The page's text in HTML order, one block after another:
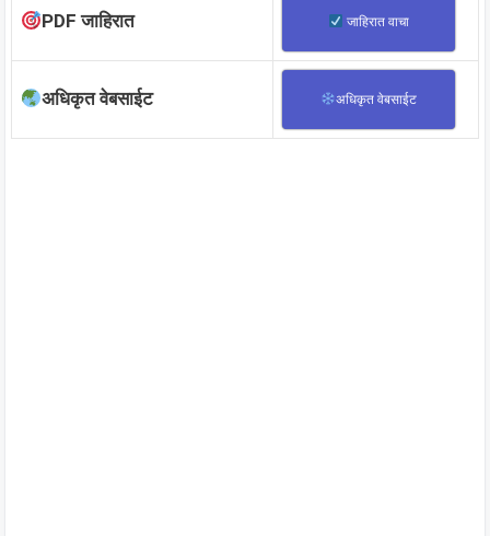
PDF जाहिरात जाहिरात वाचा
अधिकृत वेबसाईट अधिकृत वेबसाईट